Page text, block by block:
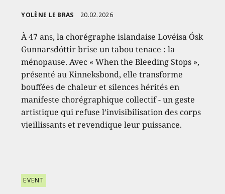
YOLÈNE LE BRAS 20.02.2026
À 47 ans, la chorégraphe islandaise Lovéisa Ósk
Gunnarsdóttir brise un tabou tenace : la
ménopause. Avec « When the Bleeding Stops »,
présenté au Kinneksbond, elle transforme
bouffées de chaleur et silences hérités en
manifeste chorégraphique collectif - un geste
artistique qui refuse l’invisibilisation des corps
vieillissants et revendique leur puissance.
EVENT